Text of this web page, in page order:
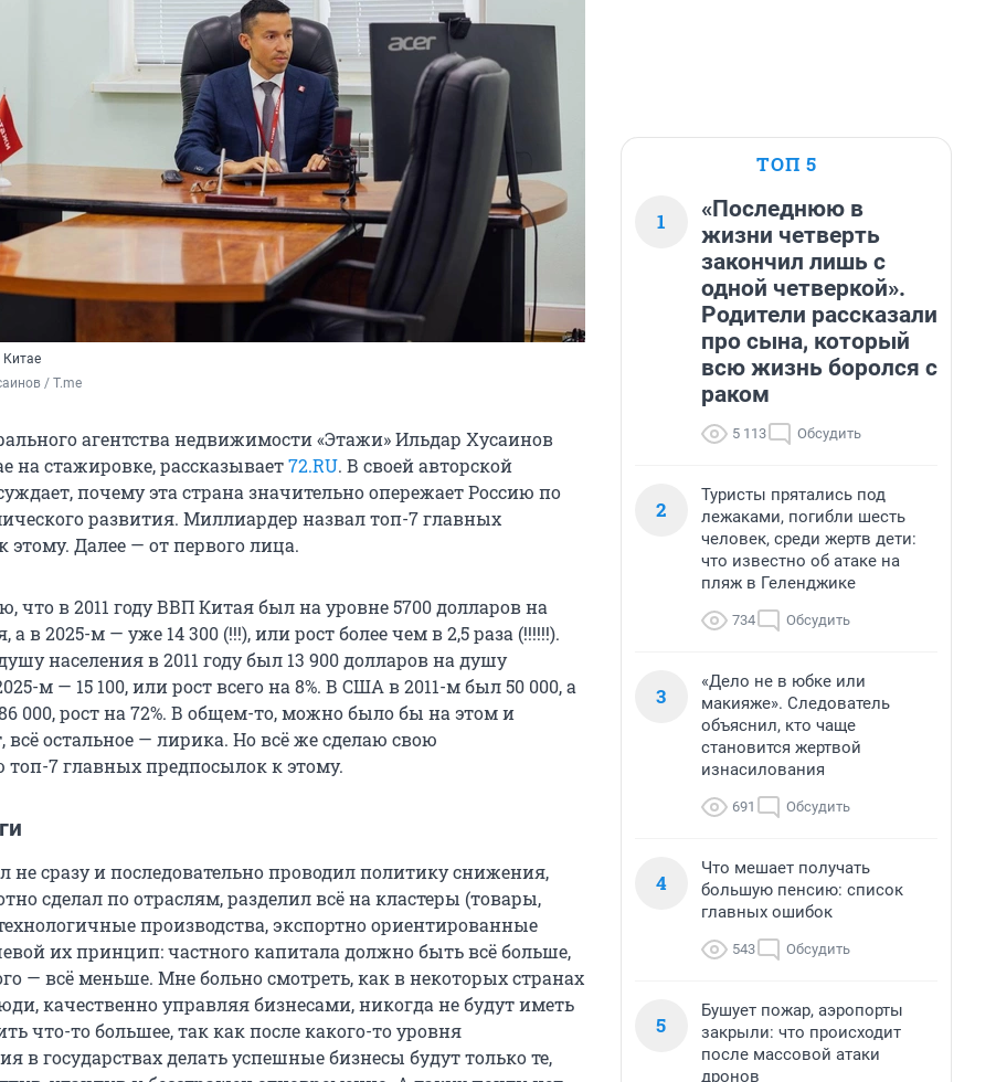
Китае
/ T.me
агентства недвижимости «Этажи» Ильдар Хусаинов
на стажировке, рассказывает72.RU. В своей авторской
почему эта страна значительно опережает Россию по
развития. Миллиардер назвал топ-7 главных
этому. Далее — от первого лица.
что в 2011 году ВВП Китая был на уровне 5700 долларов на
а в 2025-м — уже 14 300 (!!!), или рост более чем в 2,5 раза (!!!!!!).
населения в 2011 году был 13 900 долларов на душу
м — 15 100, или рост всего на 8%. В США в 2011-м был 50 000, а
000, рост на 72%. В общем-то, можно было бы на этом и
всё остальное — лирика. Но всё же сделаю свою
7 главных предпосылок к этому.
не сразу и последовательно проводил политику снижения,
сделал по отраслям, разделил всё на кластеры (товары,
производства, экспортно ориентированные
их принцип: частного капитала должно быть всё больше,
— всё меньше. Мне больно смотреть, как в некоторых странах
качественно управляя бизнесами, никогда не будут иметь
что-то большее, так как после какого-то уровня
в государствах делать успешные бизнесы будут только те,
ТОП 5
1
«Последнюю в
жизни четверть
закончил лишь с
одной четверкой».
Родители рассказали
про сына, который
всю жизнь боролся с
раком
5 113 Обсудить
2
Туристы прятались под
лежаками, погибли шесть
человек, среди жертв дети:
что известно об атаке на
пляж в Геленджике
734 Обсудить
3
«Дело не в юбке или
макияже». Следователь
объяснил, кто чаще
становится жертвой
изнасилования
691 Обсудить
4
Что мешает получать
большую пенсию: список
главных ошибок
543 Обсудить
5
Бушует пожар, аэропорты
закрыли: что происходит
после массовой атаки
дронов